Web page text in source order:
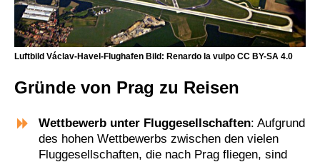
Luftbild Václav-Havel-Flughafen Bild: Renardo la vulpo CC BY-SA 4.0
Gründe von Prag zu Reisen
Wettbewerb unter Fluggesellschaften: Aufgrund
des hohen Wettbewerbs zwischen den vielen
Fluggesellschaften, die nach Prag fliegen, sind